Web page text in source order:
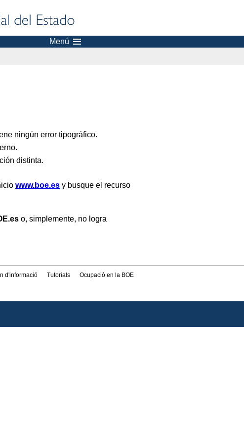
Menú
ningún error tipográfico.
distinta.
www.boe.es y busque el recurso
o, simplemente, no logra
d'informació Tutorials Ocupació en la BOE